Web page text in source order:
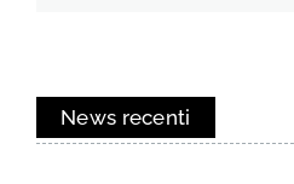
News recenti